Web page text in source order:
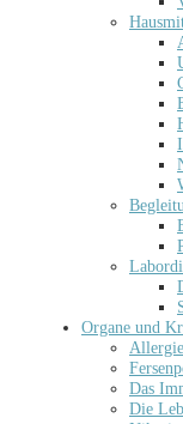
Organe und
Allergie
Das
Die